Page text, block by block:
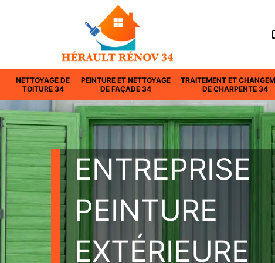
NETTOYAGE DE
TOITURE 34
PEINTURE ET NETTOYAGE
DE FAÇADE 34
TRAITEMENT ET
DE CHARPENTE 34
ENTREPRISE
PEINTURE
EXTÉRIEURE